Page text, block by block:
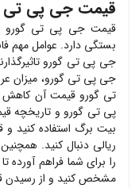
قیمت جی پی تی
قیمتجی پی تی گورو
بستگی دارد. عوامل مهم
جی پی تی گورو
جی پی تی گورو، میزان
تی گورو قیمت آن کاهش
پی تی گورو و تاریخچه
بیت برگ استفاده کنید
ریالی دنبال کنید.
را برای شما فراهم
مشخص کنید و از رسیدن